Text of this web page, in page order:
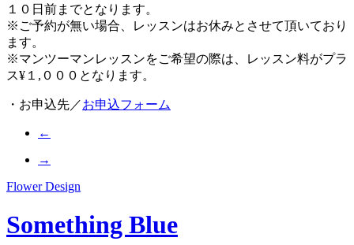
１０日前までとなります。
※ご予約が無い場合、レッスンはお休みとさせて頂いており
ます。
※マンツーマンレッスンをご希望の際は、レッスン料がプラ
ス¥１,０００となります。
・お申込先／お申込フォーム
←
→
Flower Design
Something Blue